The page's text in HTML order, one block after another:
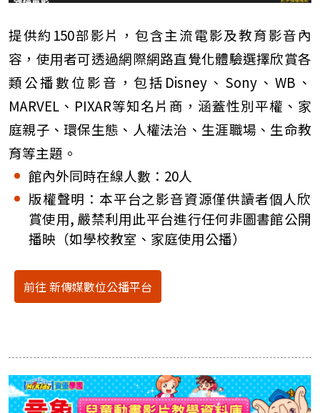
提供約150部影片，包含主流電影及教育影音內
容，使用者可透過網際網路直覺化體驗選擇欣賞各
類公播數位影音，包括Disney、Sony、WB、
MARVEL、PIXAR等知名片商，涵蓋性別平權、家
庭親子、環保生態、人權法治、生涯職場、生命教
育等主題。
館內外同時在線人數：20人
版權聲明：本平台之影音資源僅供讀者個人欣
賞使用, 嚴禁利用此平台進行任何非圖書館公開
播映（如學校教室、家庭使用公播）
前往 新傳媒數位公播平台